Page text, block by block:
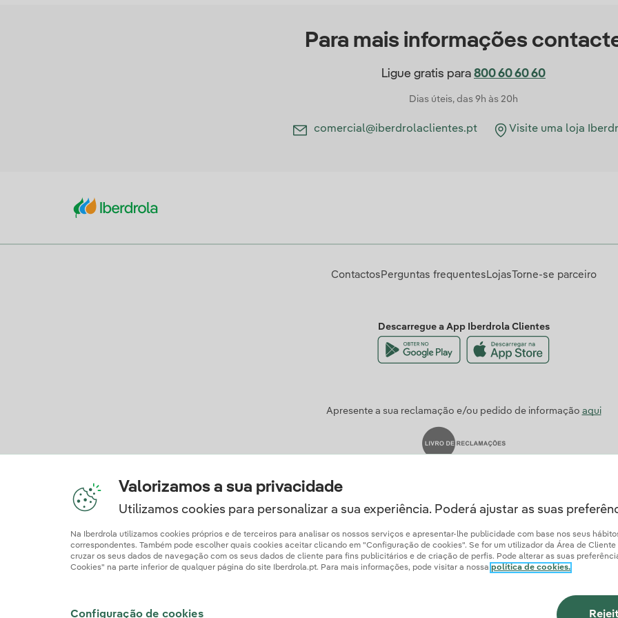
Para mais informações
Ligue gratis para 800 60 60 60
Dias úteis, das 9h às 20h
comercial@iberdrolaclientes.pt Visite uma loja
Contactos Perguntas frequentes LojasTorne-se parceiro
Descarregue a App Iberdrola Clientes
Apresente a sua reclamação e/ou pedido de informação aqui
Informação LegalDocumentos de Publicação ObrigatóriaPolitica de CookiesPolítica de PrivacidadeConfiguração de
Valorizamos a sua privacidade
Utilizamos cookies para personalizar a sua experiência. Poderá ajustar as suas
Na Iberdrola utilizamos cookies próprios e de terceiros para analisar os nossos serviços e apresentar-lhe publicidade com base nos seus
correspondentes. Também pode escolher quais cookies aceitar clicando em "Configuração de cookies". Se for um utilizador da Área de
cruzar os seus dados de navegação com os seus dados de cliente para fins publicitários e de criação de perfis. Pode alterar as suas
Cookies" na parte inferior de qualquer página do site Iberdrola.pt. Para mais informações, pode visitar a nossa política de cookies.
Configuração de cookies